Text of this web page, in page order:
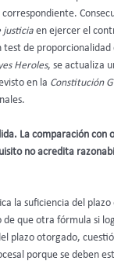
justicia en ejercer el
de proporcionalidad
Heroles, se actualiza
en la Constitución
La comparación con
no acredita
la suficiencia del
de que otra fórmula si
plazo otorgado,
porque se deben